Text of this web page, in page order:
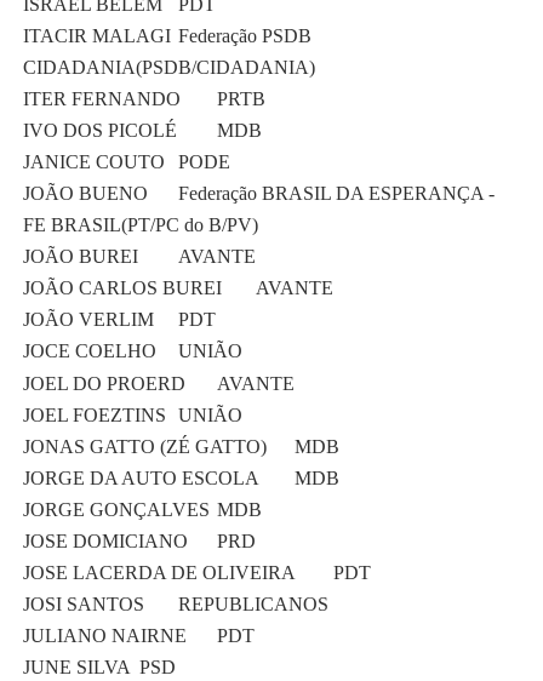
ITACIR MALAGI Federação PSDB
CIDADANIA(PSDB/CIDADANIA)
ITER FERNANDO
PRTB
IVO DOS PICOLÉ
MDB
JANICE COUTO
PODE
JOÃO BUENO
Federação BRASIL DA ESPERANÇA -
FE BRASIL(PT/PC do B/PV)
JOÃO BUREI
AVANTE
JOÃO CARLOS BUREI
AVANTE
JOÃO VERLIM
PDT
JOCE COELHO
UNIÃO
JOEL DO PROERD
AVANTE
JOEL FOEZTINS
UNIÃO
JONAS GATTO (ZÉ GATTO)
MDB
JORGE DA AUTO ESCOLA
MDB
JORGE GONÇALVES MDB
JOSE DOMICIANO
PRD
JOSE LACERDA DE OLIVEIRA
PDT
JOSI SANTOS
REPUBLICANOS
JULIANO NAIRNE
PDT
JUNE SILVA PSD